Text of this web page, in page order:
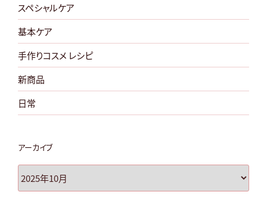
スペシャルケア
基本ケア
手作りコスメ レシピ
新商品
日常
アーカイブ
ー